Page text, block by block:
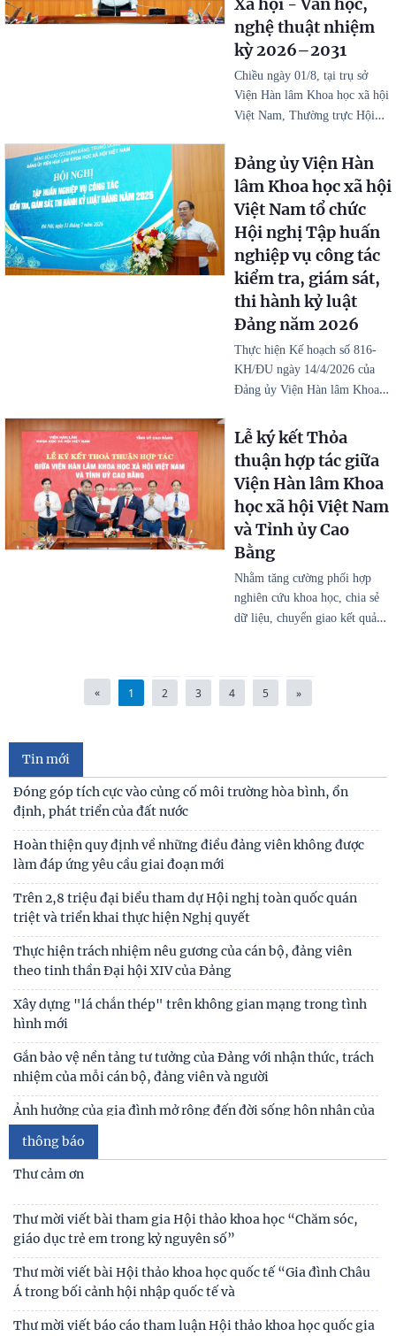
nghệ thuật nhiệm
kỳ 2026–2031
Chiều ngày 01/8, tại trụ sở
Viện Hàn lâm Khoa học xã hội
Việt Nam, Thường trực Hội…
Đảng ủy Viện Hàn
lâm Khoa học xã hội
Việt Nam tổ chức
Hội nghị Tập huấn
nghiệp vụ công tác
kiểm tra, giám sát,
thi hành kỷ luật
Đảng năm 2026
Thực hiện Kế hoạch số 816-
KH/ĐU ngày 14/4/2026 của
Đảng ủy Viện Hàn lâm Khoa…
Lễ ký kết Thỏa
thuận hợp tác giữa
Viện Hàn lâm Khoa
học xã hội Việt Nam
và Tỉnh ủy Cao
Bằng
Nhằm tăng cường phối hợp
nghiên cứu khoa học, chia sẻ
dữ liệu, chuyển giao kết quả…
« 1 2 3 4 5 »
Tin mới
Đóng góp tích cực vào củng cố môi trường hòa bình, ổn
định, phát triển của đất nước
Hoàn thiện quy định về những điều đảng viên không được
làm đáp ứng yêu cầu giai đoạn mới
Trên 2,8 triệu đại biểu tham dự Hội nghị toàn quốc quán
triệt và triển khai thực hiện Nghị quyết
Thực hiện trách nhiệm nêu gương của cán bộ, đảng viên
theo tinh thần Đại hội XIV của Đảng
Xây dựng "lá chắn thép" trên không gian mạng trong tình
hình mới
Gắn bảo vệ nền tảng tư tưởng của Đảng với nhận thức, trách
nhiệm của mỗi cán bộ, đảng viên và người
Ảnh hưởng của gia đình mở rộng đến đời sống hôn nhân của
vợ chồng trẻ ở Việt Nam
Giữ vững lời thề của người cộng sản - Vũ khí tự vệ vững chắc
trong đấu tranh chống chủ nghĩa cá nhân
Tự lực, tự cường - sức mạnh nội sinh trong kỷ nguyên phát
triển mới của dân tộc
Biến đổi chức năng kinh tế và giáo dục trong các gia đình có
người di cư lao động quốc tế
thông báo
Thư cảm ơn
Thư mời viết bài tham gia Hội thảo khoa học “Chăm sóc,
giáo dục trẻ em trong kỷ nguyên số”
Thư mời viết bài Hội thảo khoa học quốc tế “Gia đình Châu
Á trong bối cảnh hội nhập quốc tế và
Thư mời viết báo cáo tham luận Hội thảo khoa học quốc gia